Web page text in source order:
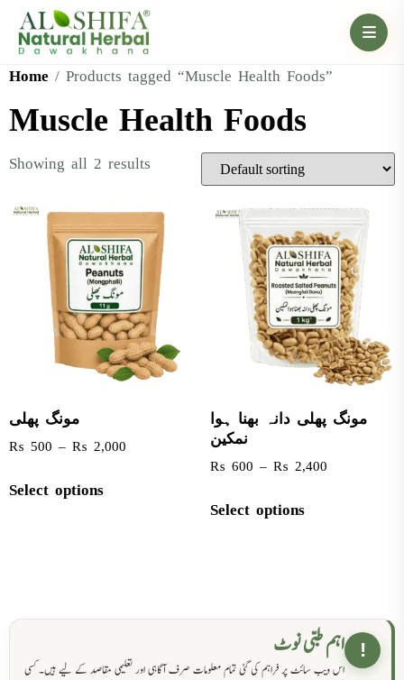
Home / Products tagged “Muscle Health Foods”
Muscle Health Foods
Showing all 2 results
مونگ پھلی
₨ 500 – ₨ 2,000
Select options
مونگ پھلی دانہ بھنا ہوا
نمکین
₨ 600 – ₨ 2,400
Select options
! اہم طبی نوٹ
اس ویب سائٹ پر فراہم کی گئی تمام معلومات صرف آگاہی اور تعلیمی مقاصد کے لیے ہیں۔ کسی